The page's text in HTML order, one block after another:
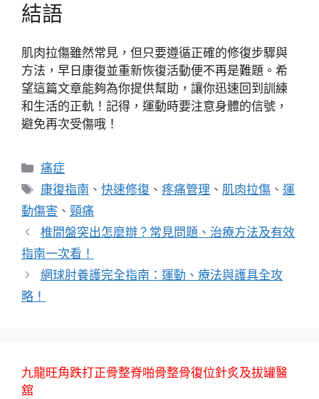
結語
肌肉拉傷雖然常見，但只要遵循正確的修復步驟與
方法，早日康復並重新恢復活動便不再是難題。希
望這篇文章能夠為你提供幫助，讓你迅速回到訓練
和生活的正軌！記得，運動時要注意身體的信號，
避免再次受傷哦！
分
類
痛症
標
籤
康復指南 、快速修復 、疼痛管理 、 肌肉拉傷 、運
動傷害 、 頸痛
椎間盤突出怎麼辦？常見問題、治療方法及有效
指南一次看！
網球肘養護完全指南：運動、療法與護具全攻
略！
九龍旺角跌打正骨整脊啪骨整骨復位針炙及拔罐醫
舘